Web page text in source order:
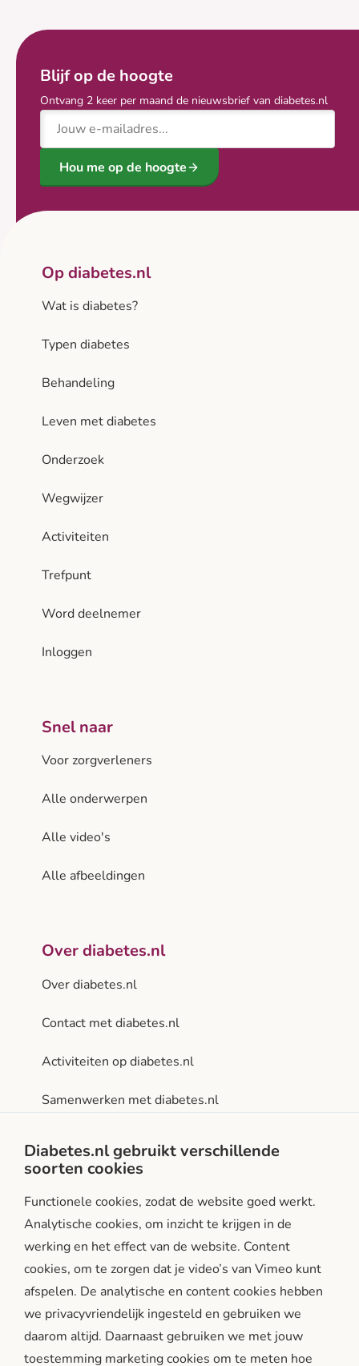
Blijf op de hoogte
Ontvang 2 keer per maand de nieuwsbrief van diabetes.nl
E-mailadres
Hou me op de hoogte
Op diabetes.nl
Wat is diabetes?
Typen diabetes
Behandeling
Leven met diabetes
Onderzoek
Wegwijzer
Activiteiten
Trefpunt
Word deelnemer
Inloggen
Snel naar
Voor zorgverleners
Alle onderwerpen
Alle video's
Alle afbeeldingen
Over diabetes.nl
Over diabetes.nl
Contact met diabetes.nl
Activiteiten op diabetes.nl
Samenwerken met diabetes.nl
diabetes.nl is een initiatief van:
Diabetes.nl gebruikt verschillende
soorten cookies
Functionele cookies, zodat de website goed werkt.
Analytische cookies, om inzicht te krijgen in de
werking en het effect van de website. Content
cookies, om te zorgen dat je video’s van Vimeo kunt
afspelen. De analytische en content cookies hebben
we privacyvriendelijk ingesteld en gebruiken we
daarom altijd. Daarnaast gebruiken we met jouw
toestemming marketing cookies om te meten hoe